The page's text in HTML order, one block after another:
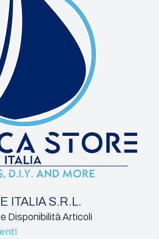
ITALIA S.R.L.
Disponibilità Articoli